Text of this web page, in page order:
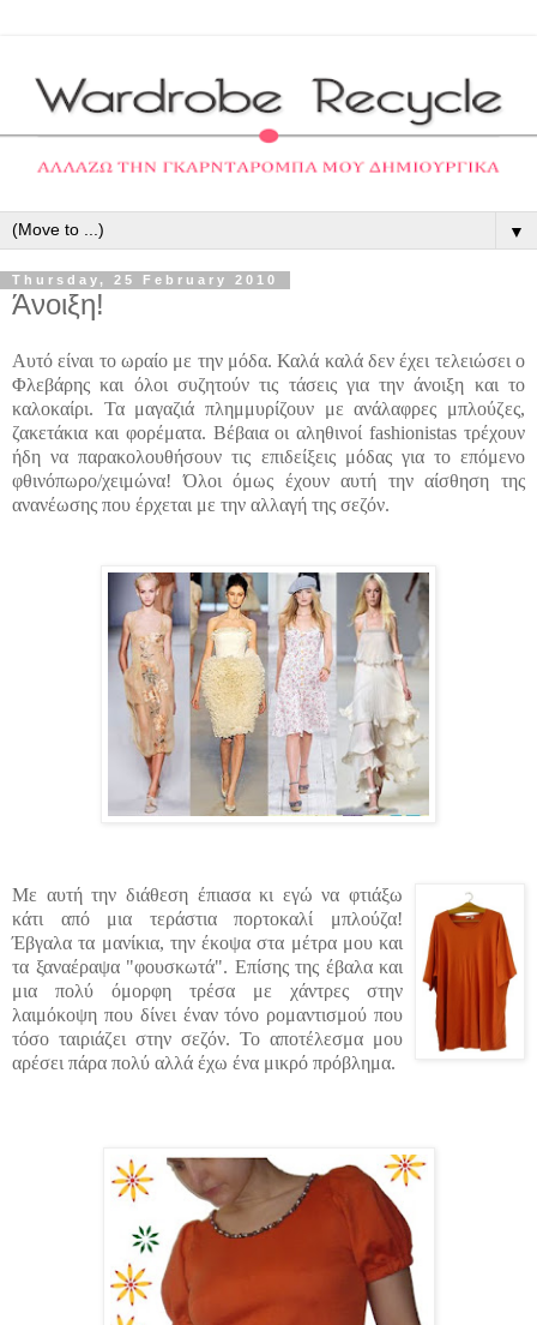
▼
Thursday, 25 February 2010
Άνοιξη!
Αυτό είναι το ωραίο με την μόδα. Καλά καλά δεν έχει τελειώσει ο
Φλεβάρης και όλοι συζητούν τις τάσεις για την άνοιξη και το
καλοκαίρι. Τα μαγαζιά πλημμυρίζουν με ανάλαφρες μπλούζες,
ζακετάκια και φορέματα. Βέβαια οι αληθινοίfashionistas τρέχουν
ήδη να παρακολουθήσουν τις επιδείξεις μόδας για το επόμενο
φθινόπωρο/χειμώνα! Όλοι όμως έχουν αυτή την αίσθηση της
ανανέωσης που έρχεται με την αλλαγή της σεζόν.
Με αυτή την διάθεση έπιασα κι εγώ να φτιάξω
κάτι από μια τεράστιαπορτοκαλί μπλούζα!
Έβγαλα τα μανίκια, την έκοψα στα μέτρα μου και
τα ξαναέραψα"φουσκωτά". Επίσης της έβαλα και
μια πολύ όμορφη τρέσα με χάντρες στην
λαιμόκοψη που δίνει έναν τόνο ρομαντισμού που
τόσο ταιριάζει στην σεζόν. Το αποτέλεσμα μου
αρέσει πάρα πολύ αλλά έχω ένα μικρό πρόβλημα.